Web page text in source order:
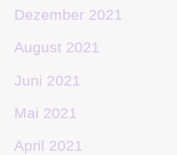
Dezember 2021
August 2021
Juni 2021
Mai 2021
April 2021